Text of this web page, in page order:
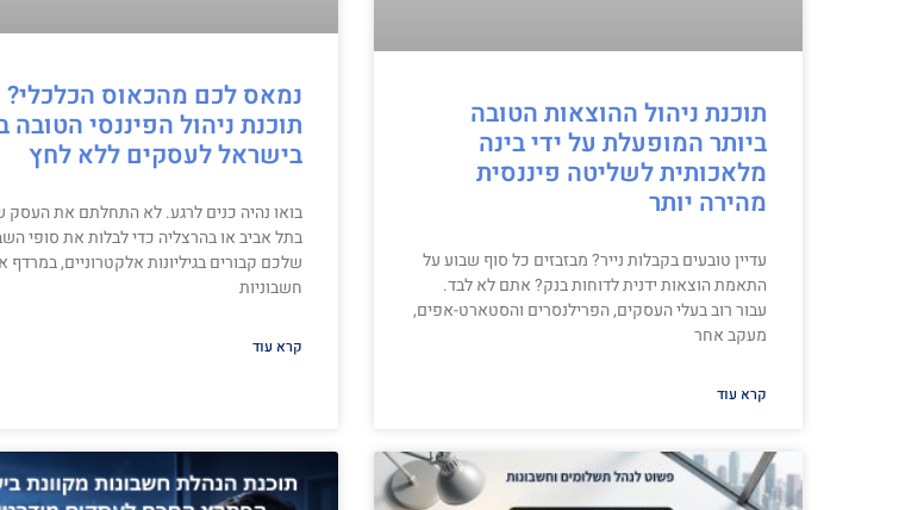
תוכנת ניהול ההוצאות הטובה
ביותר המופעלת על ידי בינה
מלאכותית לשליטה פיננסית
מהירה יותר
עדיין טובעים בקבלות נייר? מבזבזים כל סוף שבוע על
התאמת הוצאות ידנית לדוחות בנק? אתם לא לבד.
עבור רוב בעלי העסקים, הפרילנסרים והסטארט-אפים,
מעקב אחר
קרא עוד
נמאס לכם מהכאוס הכלכלי?
תוכנת ניהול הפיננסי הטובה
בישראל לעסקים ללא לחץ
בואו נהיה כנים לרגע. לא התחלתם את העסק
בתל אביב או בהרצליה כדי לבלות את סופי
שלכם קבורים בגיליונות אלקטרוניים, במרדף
חשבוניות
קרא עוד